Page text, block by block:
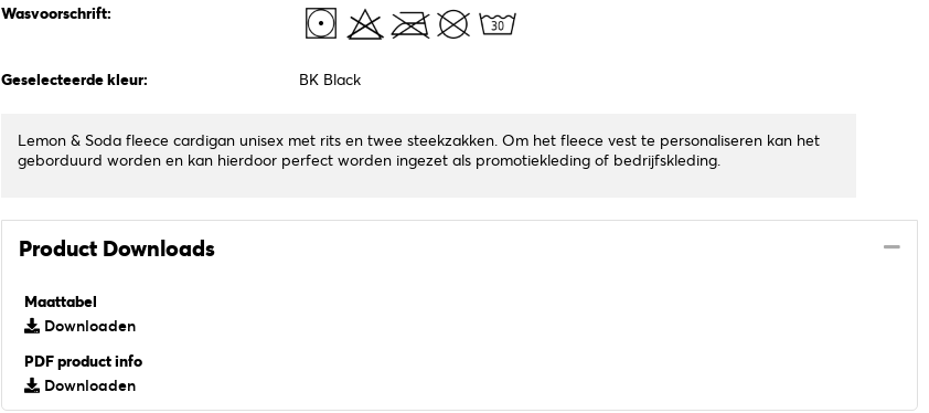
Wasvoorschrift:
Geselecteerde kleur: BK Black
Lemon & Soda fleece cardigan unisex met rits en twee steekzakken. Om het fleece vest te personaliseren kan het
geborduurd worden en kan hierdoor perfect worden ingezet als promotiekleding of bedrijfskleding.
Product Downloads
Maattabel
Downloaden
PDF product info
Downloaden